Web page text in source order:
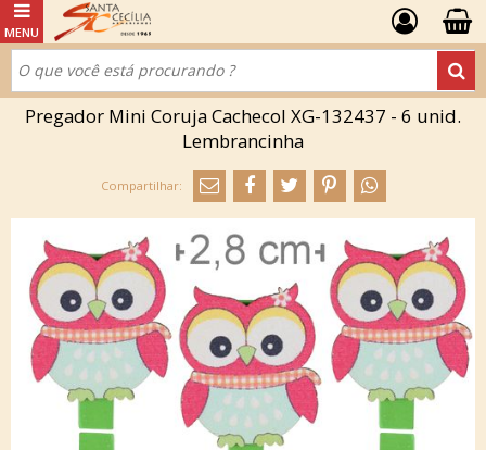
Pregador Mini Coruja Cachecol XG-132437 - 6 unid.
Lembrancinha